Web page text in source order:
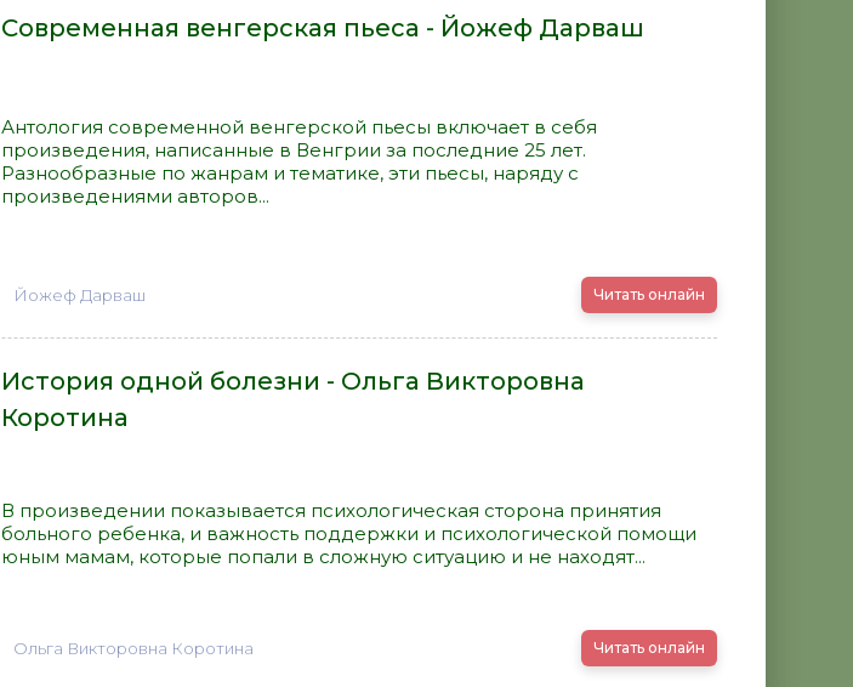
Современная венгерская пьеса - Йожеф Дарваш
Антология современной венгерской пьесы включает в себя
произведения, написанные в Венгрии за последние 25 лет.
Разнообразные по жанрам и тематике, эти пьесы, наряду с
произведениями авторов...
Йожеф Дарваш Читать онлайн
История одной болезни - Ольга Викторовна
Коротина
В произведении показывается психологическая сторона принятия
больного ребенка, и важность поддержки и психологической помощи
юным мамам, которые попали в сложную ситуацию и не находят...
Ольга Викторовна Коротина Читать онлайн